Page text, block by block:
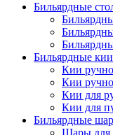
Бильярдные
Бильярдные кии
Кии
Кии
Кии для
Кии для
Бильярдные
Шары для